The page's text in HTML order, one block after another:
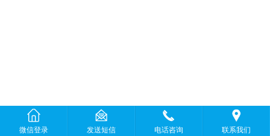
微信登录 发送短信 电话咨询 联系我们